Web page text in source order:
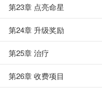
第23章 点亮命星
第24章 升级奖励
第25章 治疗
第26章 收费项目